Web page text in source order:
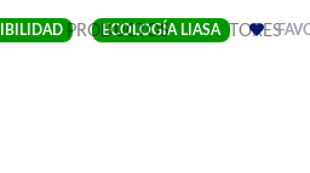
ECOLOGÍA LIASA
(CURRENT)
PRODUCTOS SECTORES